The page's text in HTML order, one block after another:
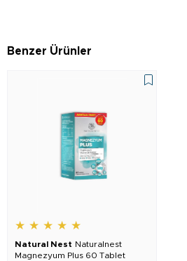
Benzer Ürünler
★ ★ ★ ★ ★
Natural Nest Naturalnest
Magnezyum Plus 60 Tablet